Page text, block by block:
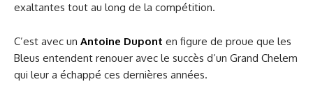
exaltantes tout au long de la compétition.
C’est avec un Antoine Dupont en figure de proue que les
Bleus entendent renouer avec le succès d’un Grand Chelem
qui leur a échappé ces dernières années.